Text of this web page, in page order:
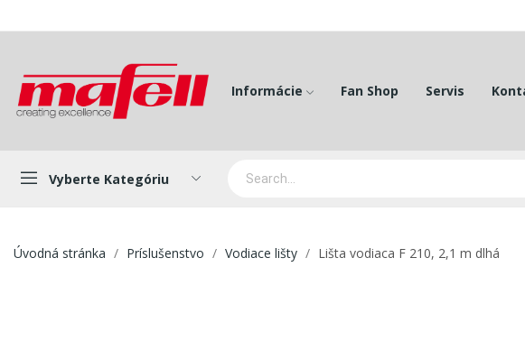
Informácie Fan Shop Servis
Vyberte Kategóriu
Úvodná stránka Príslušenstvo Vodiace lišty Lišta vodiaca F 210, 2,1 m dlhá